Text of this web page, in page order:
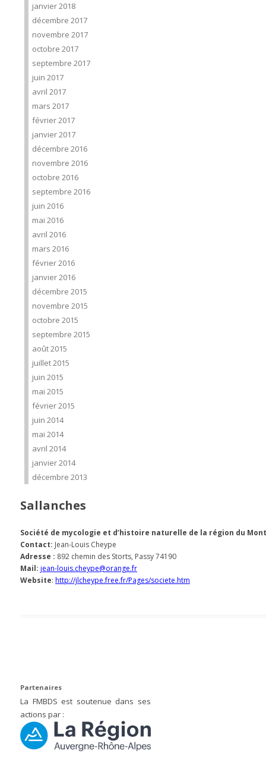
janvier 2018
décembre 2017
novembre 2017
octobre 2017
septembre 2017
juin 2017
avril 2017
mars 2017
février 2017
janvier 2017
décembre 2016
novembre 2016
octobre 2016
septembre 2016
juin 2016
mai 2016
avril 2016
mars 2016
février 2016
janvier 2016
décembre 2015
novembre 2015
octobre 2015
septembre 2015
août 2015
juillet 2015
juin 2015
mai 2015
février 2015
juin 2014
mai 2014
avril 2014
janvier 2014
décembre 2013
Sallanches
Société de mycologie et d’histoire naturelle de la région du
Contact: Jean-Louis Cheype
Adresse : 892 chemin des Storts, Passy 74190
Mail: jean-louis.cheype@orange.fr
Website: http://jlcheype.free.fr/Pages/societe.htm
Partenaires
La FMBDS est soutenue dans ses
actions par :